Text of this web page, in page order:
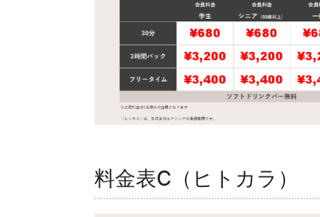
料金表C（ヒトカラ）